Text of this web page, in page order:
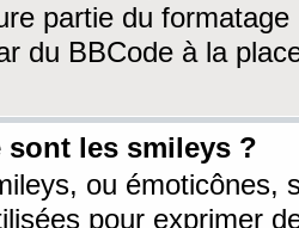
partie du
du BBCode à la
sont les smileys ?
ou émoticônes,
pour exprimer